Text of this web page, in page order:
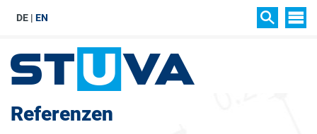
DE EN
Referenzen